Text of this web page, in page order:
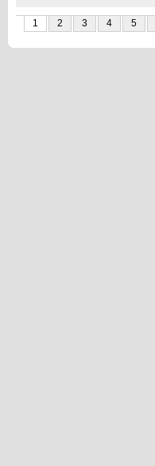
1 2 3 4 5